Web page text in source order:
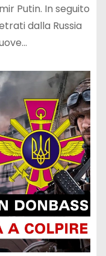
Putin. In seguito
dalla Russia